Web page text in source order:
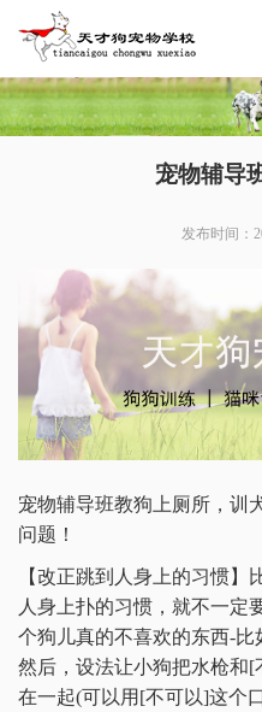
宠物辅导
发布时间：
宠物辅导班教狗上厕所，训
问题！
【改正跳到人身上的习惯
人身上扑的习惯，就不一定
个狗儿真的不喜欢的东西-比
然后，设法让小狗把水枪和
在一起(可以用[不可以]这个